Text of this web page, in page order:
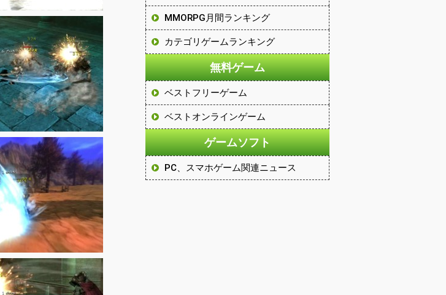
MMORPG月間ランキング
カテゴリゲームランキング
無料ゲーム
ベストフリーゲーム
ベストオンラインゲーム
ゲームソフト
PC、スマホゲーム関連ニュース